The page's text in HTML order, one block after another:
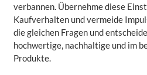
verbannen. Übernehme diese
Kaufverhalten und vermeide
die gleichen Fragen und
hochwertige, nachhaltige und im
Produkte.